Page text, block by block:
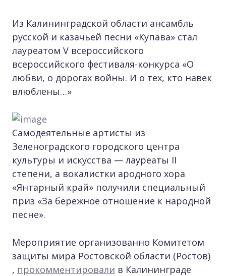
Из Калининградской области ансамбль
русской и казачьей песни «Купава» стал
лауреатом V всероссийского
всероссийского фестиваля-конкурса «О
любви, о дорогах войны. И о тех, кто навек
влюблены…»
Самодеятельные артисты из
Зеленоградского городского центра
культуры и искусства — лауреаты II
степени, а вокалистки ародного хора
«Янтарный край» получили специальный
приз «За бережное отношение к народной
песне».
Мероприятие организованно Комитетом
защиты мира Ростовской области (Ростов)
, прокомментировали в Калининграде